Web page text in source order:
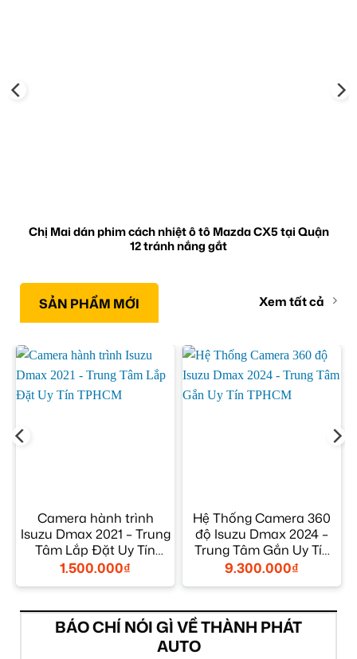
Chị Mai dán phim cách nhiệt ô tô Mazda CX5 tại Quận
12 tránh nắng gắt
SẢN PHẨM MỚI Xem tất cả
Camera hành trình
Isuzu Dmax 2021 – Trung
Tâm Lắp Đặt Uy Tín
TPHCM
1.500.000₫
Hệ Thống Camera 360
độ Isuzu Dmax 2024 –
Trung Tâm Gắn Uy Tín
TPHCM
9.300.000₫
BÁO CHÍ NÓI GÌ VỀ THÀNH PHÁT
AUTO